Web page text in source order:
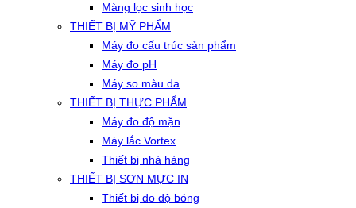
Màng lọc sinh học
THIẾT BỊ MỸ PHẨM
Máy đo cấu trúc sản phẩm
Máy đo pH
Máy so màu da
THIẾT BỊ THỰC PHẨM
Máy đo độ mặn
Máy lắc Vortex
Thiết bị nhà hàng
THIẾT BỊ SƠN MỰC IN
Thiết bị đo độ bóng